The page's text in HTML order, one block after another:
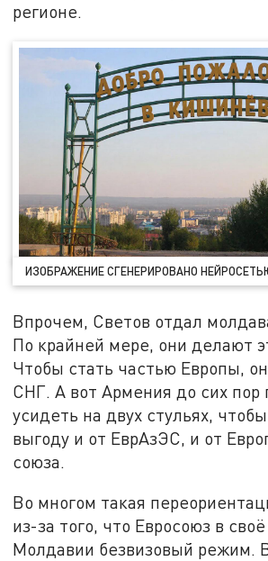
регионе.
ИЗОБРАЖЕНИЕ СГЕНЕРИРОВАНО НЕЙРОСЕТЬЮ
Впрочем, Светов отдал
По крайней мере, они делают
Чтобы стать частью Европы,
СНГ. А вот Армения до сих пор
усидеть на двух стульях,
выгоду и от ЕврАзЭС, и от
союза.
Во многом такая
из-за того, что Евросоюз в
Молдавии безвизовый режим.